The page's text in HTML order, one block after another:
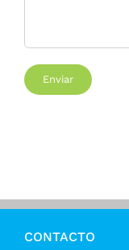
CONTACTO